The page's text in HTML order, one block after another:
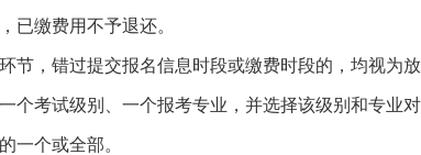
已缴费用不予退还。
节，错过提交报名信息时段或缴费时段的，均视为放
个考试级别、一个报考专业，并选择该级别和专业
一个或全部。